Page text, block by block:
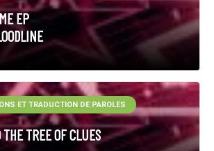
EP
TREE OF CLUES
ET TRADUCTION DE PAROLES